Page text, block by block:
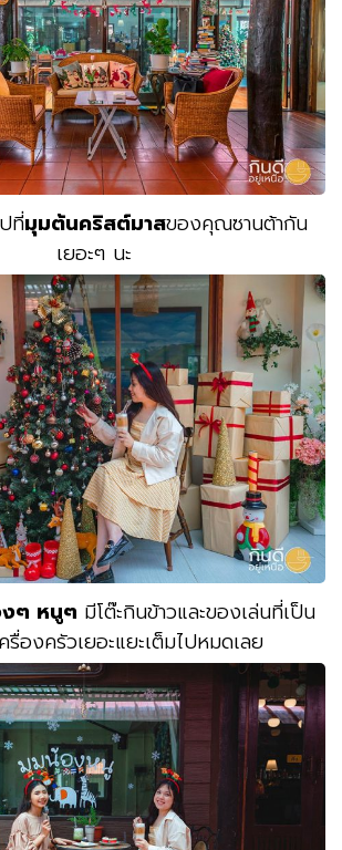
ที่มุมต้นคริสต์มาสของคุณซานต้ากัน
เยอะๆ นะ
ๆ หนูๆ มีโต๊ะกินข้าวและของเล่นที่เป็น
องครัวเยอะแยะเต็มไปหมดเลย